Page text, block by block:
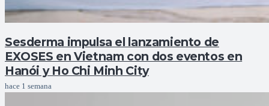
Sesderma impulsa el lanzamiento de
EXOSES en Vietnam con dos eventos en
Hanói y Ho Chi Minh City
hace 1 semana